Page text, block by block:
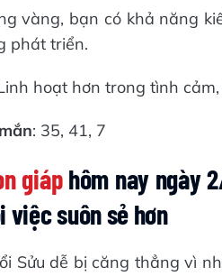
vàng, bạn có khả năng
phát triển.
hoạt hơn trong tình
: 35, 41, 7
giáphôm nay ngày
việc suôn sẻ hơn
Sửu dễ bị căng thẳng vì